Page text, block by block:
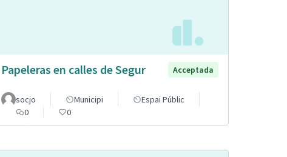
Papeleras en calles de Segur Acceptada
socjo Municipi
Espai Públic
0
0